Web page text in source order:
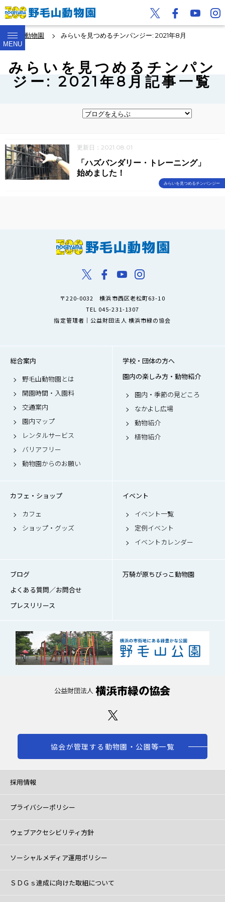
MENU
野毛山動物園 みらいを見つめるチンパンジー: 2021年8月
みらいを見つめるチンパン
ジー: 2021年8月記事一覧
更新日：2021.08.01
みらいを見つめるチンパンジー
「ハズバンダリー・トレーニング」
始めました！
〒220-0032 横浜市西区老松町63-10
TEL 045-231-1307
指定管理者｜公益財団法人 横浜市緑の協会
総合案内
野毛山動物園とは
開園時間・入園料
交通案内
園内マップ
レンタルサービス
バリアフリー
動物園からのお願い
学校・団体の方へ
園内の楽しみ方・動物紹介
園内・季節の見どころ
なかよし広場
動物紹介
植物紹介
カフェ・ショップ
カフェ
ショップ・グッズ
イベント
イベント一覧
定例イベント
イベントカレンダー
ブログ
よくある質問／お問合せ
プレスリリース
万騎が原ちびっこ動物園
協会が管理する動物園・公園等一覧
採用情報
プライバシーポリシー
ウェブアクセシビリティ方針
ソーシャルメディア運用ポリシー
ＳＤＧｓ達成に向けた取組について